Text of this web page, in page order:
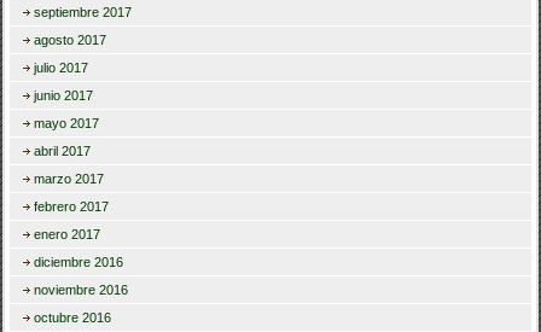
septiembre 2017
agosto 2017
julio 2017
junio 2017
mayo 2017
abril 2017
marzo 2017
febrero 2017
enero 2017
diciembre 2016
noviembre 2016
octubre 2016